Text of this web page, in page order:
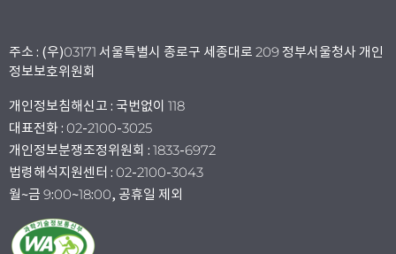
주소 : (우)03171 서울특별시 종로구 세종대로 209 정부서울청사 개인
정보보호위원회
개인정보침해신고 : 국번없이 118
대표전화 : 02-2100-3025
개인정보분쟁조정위원회 : 1833-6972
법령해석지원센터 : 02-2100-3043
월~금 9:00~18:00, 공휴일 제외